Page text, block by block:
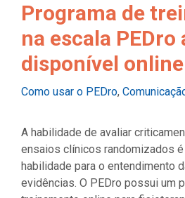
Programa de
na escala PEDro
disponível online
Categories
Como usar o PEDro,
A habilidade de avaliar
ensaios clínicos randomizados
habilidade para o entendimento
evidências. O PEDro possui um